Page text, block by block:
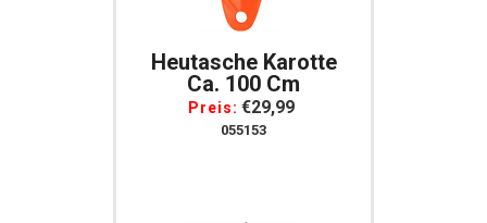
Heutasche Karotte
Ca. 100 Cm
Preis: €29,99
055153